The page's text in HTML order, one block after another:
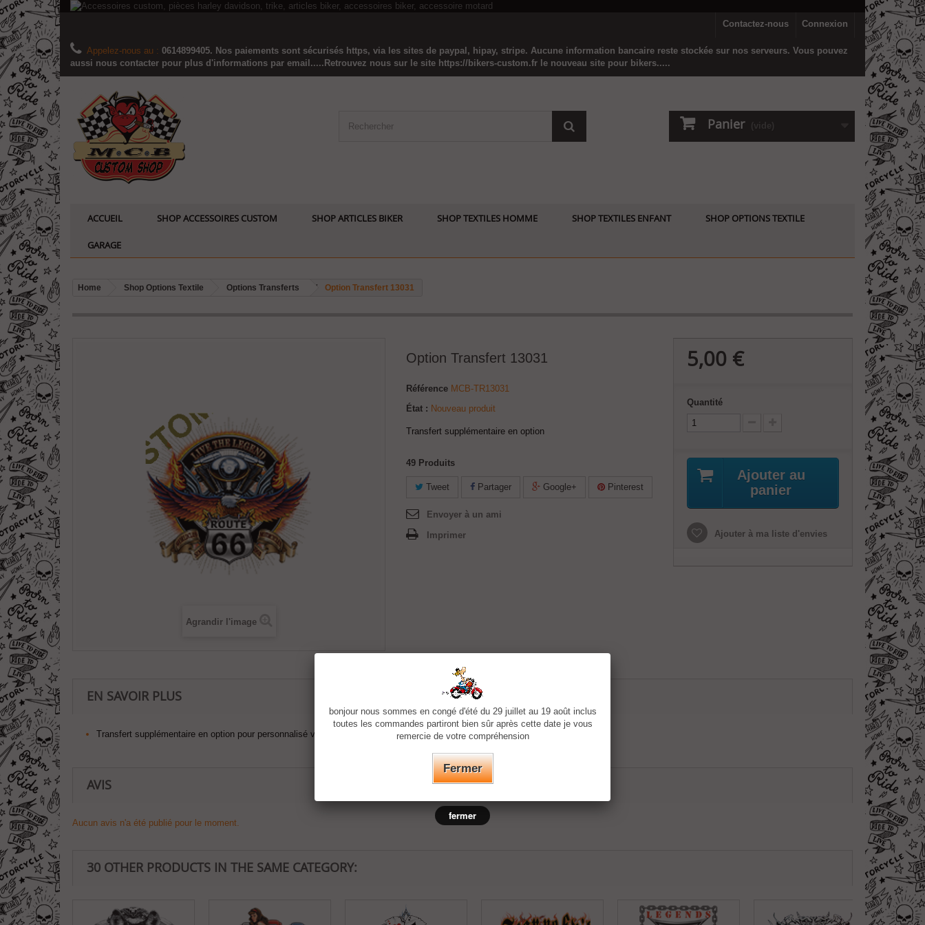
Connexion
Contactez-nous
Appelez-nous au : 0614899405. Nos paiements sont sécurisés https, via les sites de paypal, hipay, stripe. Aucune information bancaire reste stockée sur nos serveurs. Vous pouvez
aussi nous contacter pour plus d'informations par email.....Retrouvez nous sur le site https://bikers-custom.fr le nouveau site pour bikers.....
Panier (vide)
ACCUEIL SHOP ACCESSOIRES CUSTOM SHOP ARTICLES BIKER SHOP TEXTILES HOMME SHOP TEXTILES ENFANT SHOP OPTIONS TEXTILE
GARAGE
Home Shop Options Textile Options Transferts Option Transfert 13031
Agrandir l'image
Option Transfert 13031
Référence MCB-TR13031
État : Nouveau produit
Transfert supplémentaire en option
49 Produits
Tweet Partager Google+ Pinterest
Envoyer à un ami
Imprimer
5,00 €
Quantité
Ajouter au
panier
Ajouter à ma liste d'envies
EN SAVOIR PLUS
Transfert supplémentaire en option pour personnalisé votre textile (double face)
AVIS
Aucun avis n'a été publié pour le moment.
30 OTHER PRODUCTS IN THE SAME CATEGORY:
bonjour nous sommes en congé d'été du 29 juillet au 19 août inclus
toutes les commandes partiront bien sûr après cette date je vous
remercie de votre compréhension
Fermer
fermer